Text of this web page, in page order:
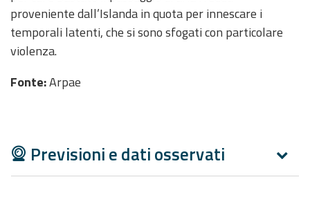
proveniente dall’Islanda in quota per innescare i
temporali latenti, che si sono sfogati con particolare
violenza.
Fonte:Arpae
Previsioni e dati osservati